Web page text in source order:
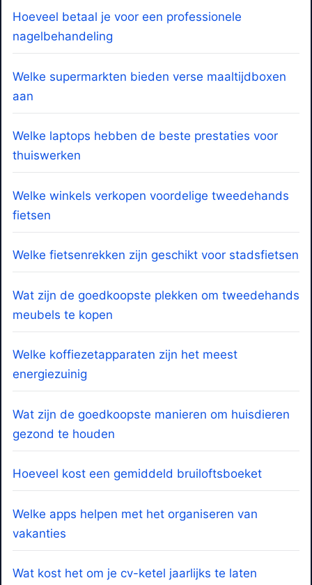
Hoeveel betaal je voor een professionele
nagelbehandeling
Welke supermarkten bieden verse maaltijdboxen
aan
Welke laptops hebben de beste prestaties voor
thuiswerken
Welke winkels verkopen voordelige tweedehands
fietsen
Welke fietsenrekken zijn geschikt voor stadsfietsen
Wat zijn de goedkoopste plekken om tweedehands
meubels te kopen
Welke koffiezetapparaten zijn het meest
energiezuinig
Wat zijn de goedkoopste manieren om huisdieren
gezond te houden
Hoeveel kost een gemiddeld bruiloftsboeket
Welke apps helpen met het organiseren van
vakanties
Wat kost het om je cv-ketel jaarlijks te laten